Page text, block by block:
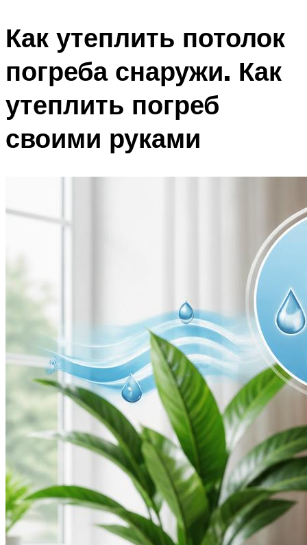
Как утеплить потолок
погреба снаружи. Как
утеплить погреб
своими руками